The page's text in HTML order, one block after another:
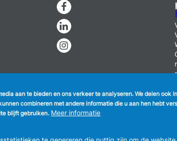
Facebook
Linkedin
Instagram
1 B-1070-Brussel - T:
+32 2 558 08 00
webmaster Caravane media
aan te bieden en ons verkeer te analyseren. We delen ook
combineren met andere informatie die u aan hen hebt
blijft gebruiken. Meer informatie